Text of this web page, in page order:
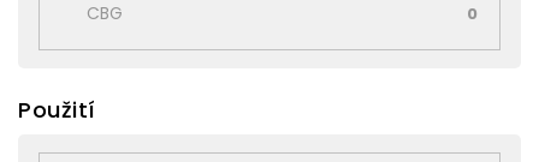
CBG 0
Použití